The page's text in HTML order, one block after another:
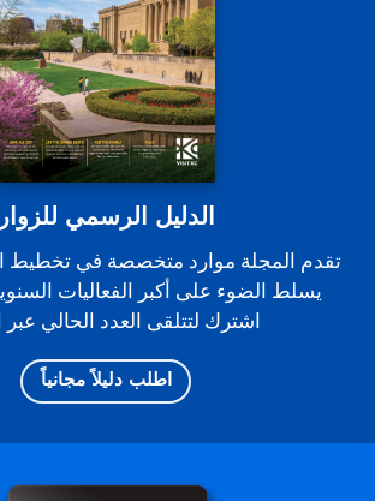
الدليل الرسمي للزوار
تقدم المجلة موارد متخصصة في تخطيط
يسلط الضوء على أكبر الفعاليات
اشترك لتتلقى العدد الحالي عبر
اطلب دليلاً مجانياً